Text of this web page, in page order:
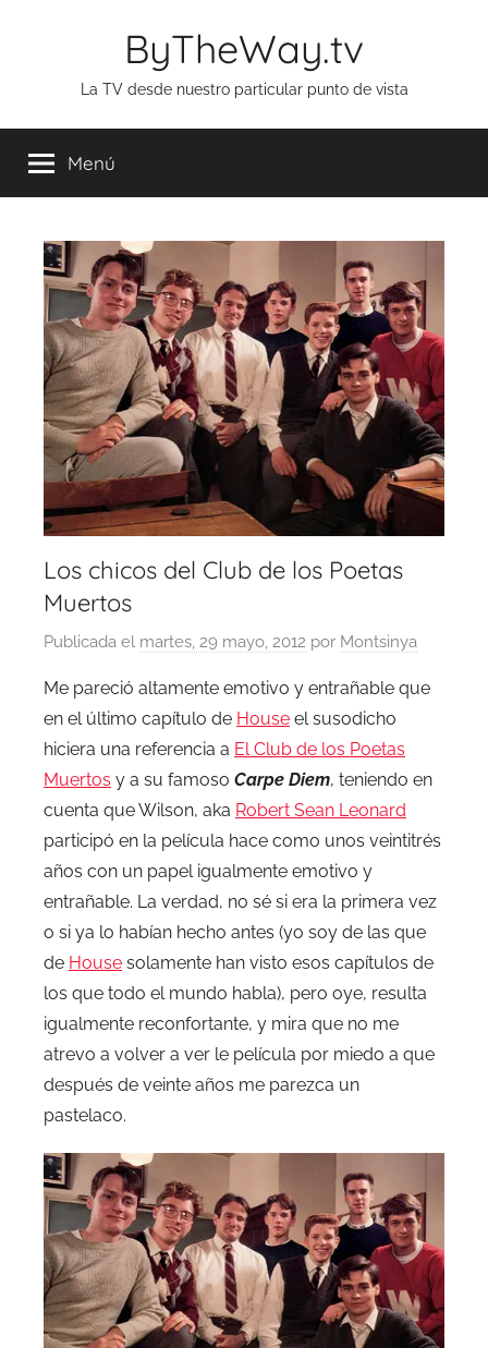
ByTheWay.tv
La TV desde nuestro particular punto de vista
Menú
Los chicos del Club de los Poetas
Muertos
Publicada el martes, 29 mayo, 2012 por Montsinya
Me pareció altamente emotivo y entrañable que
en el último capítulo de House el susodicho
hiciera una referencia a El Club de los Poetas
Muertos y a su famoso Carpe Diem, teniendo en
cuenta que Wilson, aka Robert Sean Leonard
participó en la película hace como unos veintitrés
años con un papel igualmente emotivo y
entrañable. La verdad, no sé si era la primera vez
o si ya lo habían hecho antes (yo soy de las que
de House solamente han visto esos capítulos de
los que todo el mundo habla), pero oye, resulta
igualmente reconfortante, y mira que no me
atrevo a volver a ver le película por miedo a que
después de veinte años me parezca un
pastelaco.